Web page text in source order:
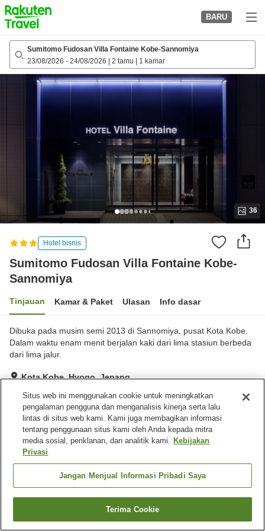
to
top
page
BARU
Sumitomo Fudosan Villa Fontaine Kobe-Sannomiya
23/08/2026 - 24/08/2026 2 tamu 1 kamar
36
Hotel bisnis
Sumitomo Fudosan Villa Fontaine Kobe-
Sannomiya
Tinjauan Kamar & Paket Ulasan Info dasar
Dibuka pada musim semi 2013 di Sannomiya, pusat Kota Kobe.
Dalam waktu enam menit berjalan kaki dari lima stasiun berbeda
dari lima jalur.
Kota Kobe, Hyogo, Jepang
Hebat Ulasan:379
Fasilitas properti
Microwave bersama
Laundry berbayar
Sumitomo Fudosan Villa Fontaine Kobe-Sannomiya
Cari kamar
Situs web ini menggunakan cookie untuk meningkatkan
pengalaman pengguna dan menganalisis kinerja serta lalu
lintas di situs web kami. Kami juga membagikan informasi
tentang penggunaan situs kami oleh Anda kepada mitra
media sosial, periklanan, dan analitik kami. Kebijakan
Privasi
Jangan Menjual Informasi Pribadi Saya
Terima Cookie